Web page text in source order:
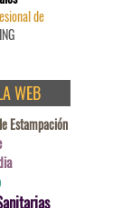
de
WEB
Estampación